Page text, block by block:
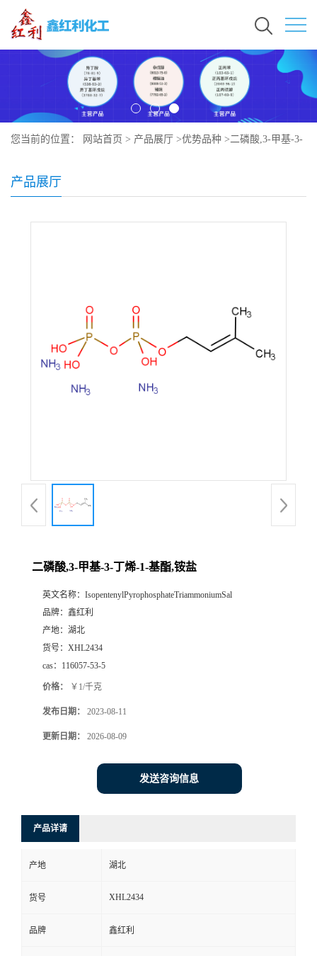
您当前的位置： 网站首页 > 产品展厅 >优势品种 >二磷酸,3-甲基-3-
产品展厅
二磷酸,3-甲基-3-丁烯-1-基酯,铵盐
英文名称： IsopentenylPyrophosphateTriammoniumSal
品牌： 鑫红利
产地： 湖北
货号： XHL2434
cas： 116057-53-5
价格： ￥1/千克
发布日期： 2023-08-11
更新日期： 2026-08-09
发送咨询信息
产品详请
产地 湖北
货号 XHL2434
品牌 鑫红利